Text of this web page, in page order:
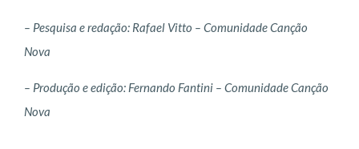
– Pesquisa e redação: Rafael Vitto – Comunidade Canção
Nova
– Produção e edição: Fernando Fantini – Comunidade Canção
Nova